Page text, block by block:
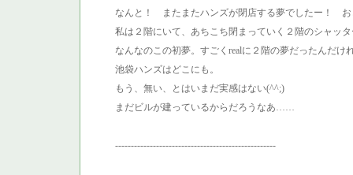
なんと！ またまたハンズが閉店する夢でしたー！ お
私は２階にいて、あちこち閉まっていく２階のシャッ
なんなのこの初夢。すごくrealに２階の夢だったんだ
池袋ハンズはどこにも。
もう、無い、とはいまだ実感はない(^^;)
まだビルが建っているからだろうなあ……
---------------------------------------------------